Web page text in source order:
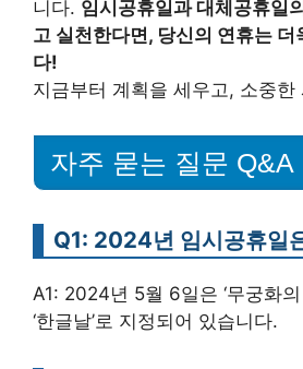
니다. 임시공휴일과 대체공휴일
고 실천한다면, 당신의 연휴는 더
다!
지금부터 계획을 세우고, 소중한
자주 묻는 질문 Q&A
Q1: 2024년 임시공휴일
A1: 2024년 5월 6일은 ‘무궁화의
‘한글날’로 지정되어 있습니다.